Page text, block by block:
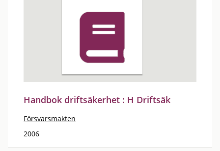
Handbok driftsäkerhet : H Driftsäk
Försvarsmakten
2006